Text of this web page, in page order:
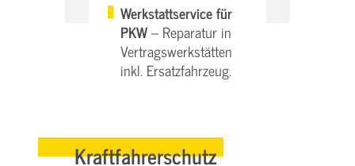
Werkstattservice für
PKW– Reparatur in
Vertragswerkstätten
inkl. Ersatzfahrzeug.
Kraftfahrerschutz